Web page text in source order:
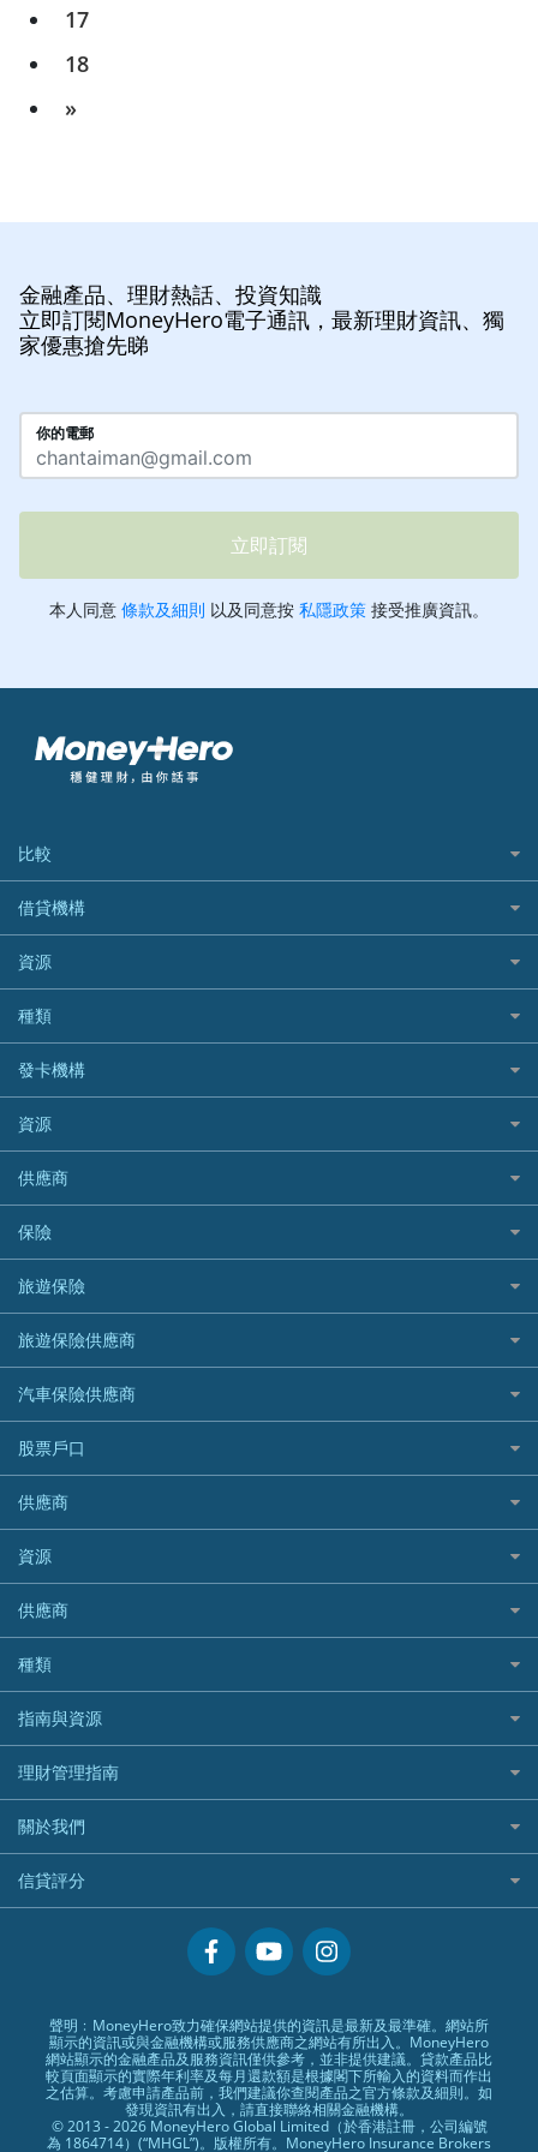
17
18
»
金融產品、理財熱話、投資知識
立即訂閱MoneyHero電子通訊，最新理財資訊、獨
家優惠搶先睇
比較
私人貸款比較
稅季/稅務貸款
網上貸款
結餘轉戶(清卡數貸款)
銀行貸款
財務公司貸款
免入息貸款
免TU貸款
急借錢
緊急貸款比較
最佳小額貸款比較
易批必批貸款
24小時貸款
最佳循環貸款
借貸機構
BEA 東亞銀行
BOC 中國銀行
Cashing Pro 優尚信貸
CCB(Asia) 中國建設銀行 (亞洲)
Citibank 花旗銀行
CNCBI 信銀國際
CreFIT 維信
DBS 星展銀行
DSB 大新銀行
HSBC 滙豐銀行貸款
K Cash 貸款
Mox 銀行
National Resources 中潤物業按揭
OCBC 華僑銀行
PrimeCredit 安信信貸
Promise 邦民日本財務
Rabbit Credit月兔信貸
Standard Chartered 渣打銀行
UA 亞洲聯合財務
WeLab Bank
WeLend 貸款
資源
如何申請個人貸款
如何管理個人貸款
個人貸款有用資訊
清卡數貸款教學
循環貸款教學
個人化貸款產品推介 🔥全新
債務重組一覽
供樓利息扣稅
最佳貸款app
種類
網購優惠
精選外幣網購信用卡
尊尚信用卡
公司信用卡
電子錢包信用卡
日本遊信用卡攻略
韓國遊信用卡攻略
台灣遊信用卡攻略
機場貴賓室信用卡
銀聯信用卡
高獎賞信用卡推薦
酒店信用卡
發卡機構
Citibank花旗銀行
AE美國運通
DBS星展銀行
HSBC滙豐銀行
Mox
信銀國際
大新銀行
恒生銀行
Standard Chartered渣打銀行
東亞銀行
SIM
Airwallex信用卡
資源
Black Friday優惠
淘寶付款方式
一田購物優惠日
SOGO感謝祭
HKTVmall優惠碼
交稅優惠
酒店優惠碼
機票優惠碼
供應商
八達通自動增值信用卡
保險
旅遊保險
汽車保險
家居保險
家傭保險
寵物保險
定期人壽保險
危疾保險
年金資訊
樓宇火險
旅遊保險
日本旅遊保險及資訊
泰國旅遊保險及資訊
台灣旅遊保險及資訊
韓國旅遊保險及資訊
歐洲旅遊保險及資訊
越南旅遊保險及資訊
澳洲旅遊保險及資訊
長者嘆世界
家庭親子遊
自駕遊比較
相機有得保
專為孕婦設計的最佳旅遊保險
最佳滑雪旅遊保險
最適合BB的旅遊保險
旅遊保險供應商
AXA 安盛
AIG 美亞
Allianz 安聯
Allied World 世聯
Avo
中國銀行
Bolttech 保特
Blue Cross 藍十字
中國平安
HSBC滙豐銀行
MSIG 三井住友
Prudential 保誠
QBE 昆士蘭
Starr
汽車保險供應商
大新汽車保險
中銀汽車保險
Allianz安聯汽車保險
bolttech保障汽車保險
Zurich蘇黎世汽車保險
QBE昆士蘭汽車保險
平安汽車保險
股票戶口
富途證券
IB盈透證券
老虎證券
uSMART 盈立證券
華盛証券
長橋證券
WeBull微牛證券
漲樂全球通｜華泰國際
OSL
供應商
富途牛牛好唔好？
Webull微牛證券好唔好？
Longbridge長橋證券好唔好？
老虎證券好唔好？
華盛証券好唔好？
漲樂全球通好唔好？
IB盈透證券好唔好？
盈立證券 uSMART 好唔好？
Stashaway好唔好？
資源
股票戶口開戶
證券行邊間好？
港股5隻高息ETF精選
什麼是ETF？
香港30大高息股排行
黃金ETF懶人包
最值得注意的比特幣ETF
選股策略：五步調查攻略
供應商
銀行戶口比較
尊尚銀行戶口
Citi Plus
中信銀行inMotion
Airwallex銀行
種類
定期存款
港元定存
人民幣定存
美元定存
英鎊定存
澳元定存
指南與資源
理財資訊
識慳識賺
債務管理
投資理財
置業安居
專欄文章
理財管理指南
常用相關詞彙
MoneyHero電子報
所有合作銀行或機構
關於我們
服務承諾
網上支援
常見問題
條款及細則
編輯守則
廣告合作
信貸評分
聲明﹕MoneyHero致力確保網站提供的資訊是最新及最準確。網站所
顯示的資訊或與金融機構或服務供應商之網站有所出入。MoneyHero
網站顯示的金融產品及服務資訊僅供參考，並非提供建議。貸款產品比
較頁面顯示的實際年利率及每月還款額是根據閣下所輸入的資料而作出
之估算。考慮申請產品前，我們建議你查閱產品之官方條款及細則。如
發現資訊有出入，請直接聯絡相關金融機構。
© 2013 - 2026 MoneyHero Global Limited（於香港註冊，公司編號
為 1864714）(“MHGL”)。版權所有。MoneyHero Insurance Brokers